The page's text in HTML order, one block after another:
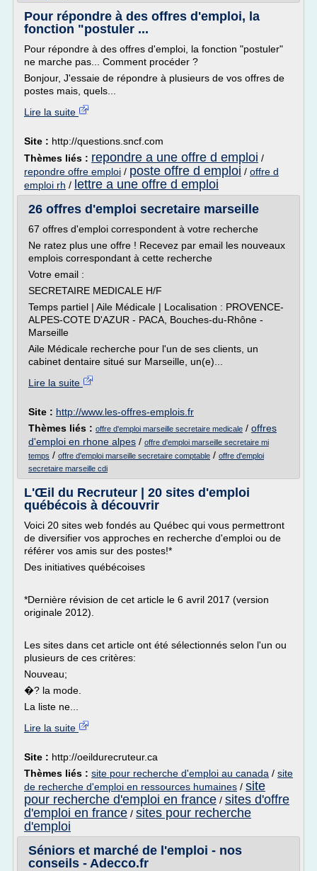
Pour répondre à des offres d'emploi, la
fonction "postuler ...
Pour répondre à des offres d'emploi, la fonction "postuler"
ne marche pas... Comment procéder ?
Bonjour, J'essaie de répondre à plusieurs de vos offres de
postes mais, quels...
Lire la suite
Site : http://questions.sncf.com
Thèmes liés : repondre a une offre d emploi /
repondre offre emploi / poste offre d emploi / offre d
emploi rh / lettre a une offre d emploi
26 offres d'emploi secretaire marseille
67 offres d'emploi correspondent à votre recherche
Ne ratez plus une offre ! Recevez par email les nouveaux
emplois correspondant à cette recherche
Votre email :
SECRETAIRE MEDICALE H/F
Temps partiel | Aile Médicale | Localisation : PROVENCE-
ALPES-COTE D'AZUR - PACA, Bouches-du-Rhône -
Marseille
Aile Médicale recherche pour l'un de ses clients, un
cabinet dentaire situé sur Marseille, un(e)...
Lire la suite
Site : http://www.les-offres-emplois.fr
Thèmes liés : offre d'emploi marseille secretaire medicale / offres
d'emploi en rhone alpes / offre d'emploi marseille secretaire mi
temps / offre d'emploi marseille secretaire comptable / offre d'emploi
secretaire marseille cdi
L'Œil du Recruteur | 20 sites d'emploi
québécois à découvrir
Voici 20 sites web fondés au Québec qui vous permettront
de diversifier vos approches en recherche d'emploi ou de
référer vos amis sur des postes!*
Des initiatives québécoises
*Dernière révision de cet article le 6 avril 2017 (version
originale 2012).
Les sites dans cet article ont été sélectionnés selon l'un ou
plusieurs de ces critères:
Nouveau;
�? la mode.
La liste ne...
Lire la suite
Site : http://oeildurecruteur.ca
Thèmes liés : site pour recherche d'emploi au canada / site
de recherche d'emploi en ressources humaines / site
pour recherche d'emploi en france / sites d'offre
d'emploi en france / sites pour recherche
d'emploi
Séniors et marché de l'emploi - nos
conseils - Adecco.fr